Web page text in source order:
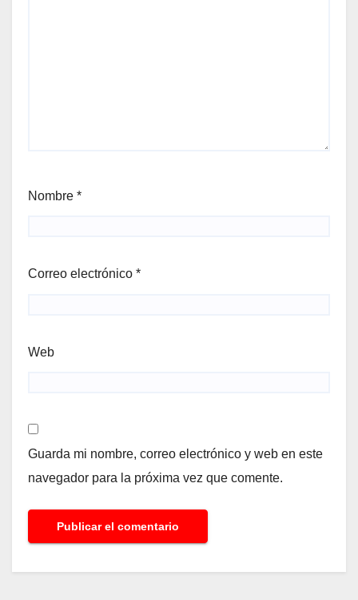
Nombre *
Correo electrónico *
Web
Guarda mi nombre, correo electrónico y web en este
navegador para la próxima vez que comente.